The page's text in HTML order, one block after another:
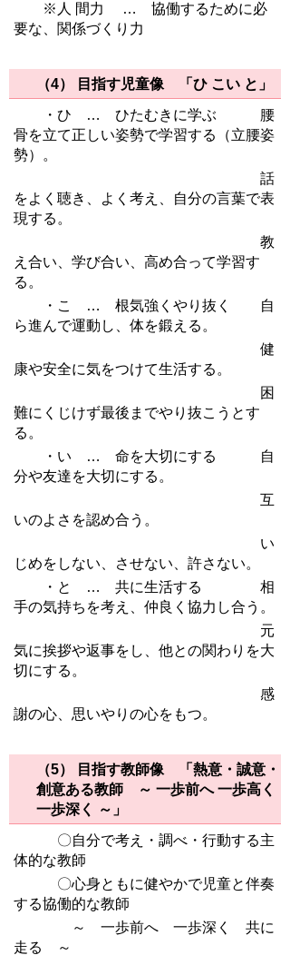
※人 間力 … 協働するために必
要な、関係づくり力
（4）
目指す児童像 「ひ こい と」
・ひ … ひたむきに学ぶ 腰
骨を立て正しい姿勢で学習する（立腰姿
勢）。
話
をよく聴き、よく考え、自分の言葉で表
現する。
教
え合い、学び合い、高め合って学習す
る。
・こ … 根気強くやり抜く 自
ら進んで運動し、体を鍛える。
健
康や安全に気をつけて生活する。
困
難にくじけず最後までやり抜こうとす
る。
・い … 命を大切にする 自
分や友達を大切にする。
互
いのよさを認め合う。
い
じめをしない、させない、許さない。
・と … 共に生活する 相
手の気持ちを考え、仲良く協力し合う。
元
気に挨拶や返事をし、他との関わりを大
切にする。
感
謝の心、思いやりの心をもつ。
（5） 目指す教師像
「熱意・誠意・
創意ある教師 ～ 一歩前へ 一歩高く
一歩深く ～」
〇自分で考え・調べ・行動する主
体的な教師
〇心身ともに健やかで児童と伴奏
する協働的な教師
～ 一歩前へ 一歩深く 共に
走る ～